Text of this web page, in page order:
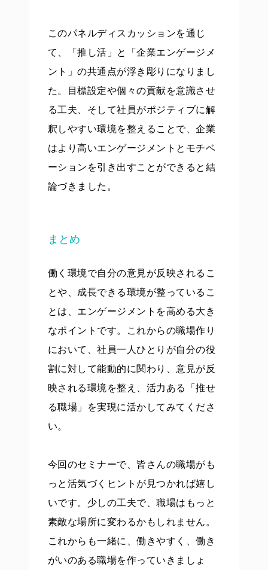
このパネルディスカッションを通じ
て、「推し活」と「企業エンゲージメ
ント」の共通点が浮き彫りになりまし
た。目標設定や個々の貢献を意識させ
る工夫、そして社員がポジティブに解
釈しやすい環境を整えることで、企業
はより高いエンゲージメントとモチベ
ーションを引き出すことができると結
論づきました。
まとめ
働く環境で自分の意見が反映されるこ
とや、成長できる環境が整っているこ
とは、エンゲージメントを高める大き
なポイントです。これからの職場作り
において、社員一人ひとりが自分の役
割に対して能動的に関わり、意見が反
映される環境を整え、活力ある「推せ
る職場」を実現に活かしてみてくださ
い。
今回のセミナーで、皆さんの職場がも
っと活気づくヒントが見つかれば嬉し
いです。少しの工夫で、職場はもっと
素敵な場所に変わるかもしれません。
これからも一緒に、働きやすく、働き
がいのある職場を作っていきましょ